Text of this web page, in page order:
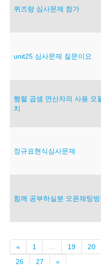
퀴즈랑 심사문제 참가
unit25 심사문제 질문이요
행렬 곱셈 연산자의 사용 모
치
정규표현식심사문제
함께 공부하실분 오픈채팅방
«
전
1 19 20
26
27 »다